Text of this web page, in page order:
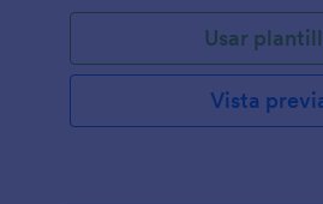
Usar
Vista